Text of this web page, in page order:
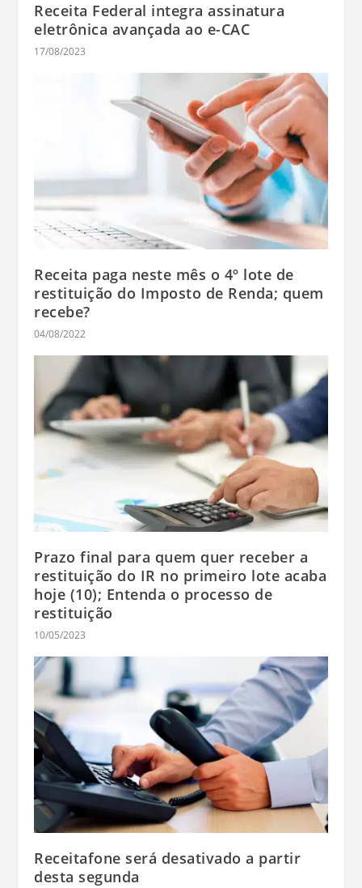
Receita Federal integra assinatura
eletrônica avançada ao e-CAC
17/08/2023
Receita paga neste mês o 4º lote de
restituição do Imposto de Renda; quem
recebe?
04/08/2022
Prazo final para quem quer receber a
restituição do IR no primeiro lote acaba
hoje (10); Entenda o processo de
restituição
10/05/2023
Receitafone será desativado a partir
desta segunda